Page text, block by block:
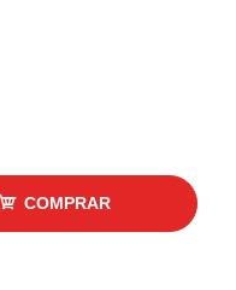
COMPRAR